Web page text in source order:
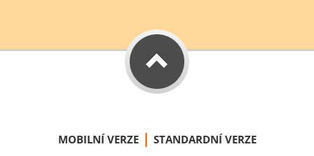
MOBILNÍ VERZE | STANDARDNÍ VERZE